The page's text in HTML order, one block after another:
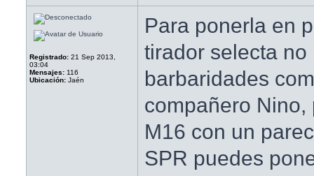
Registrado: 21 Sep 2013,
03:04
Mensajes: 116
Ubicación: Jaén
Para ponerla en
tirador selecta
barbaridades
compañero
M16 con un
SPR puedes